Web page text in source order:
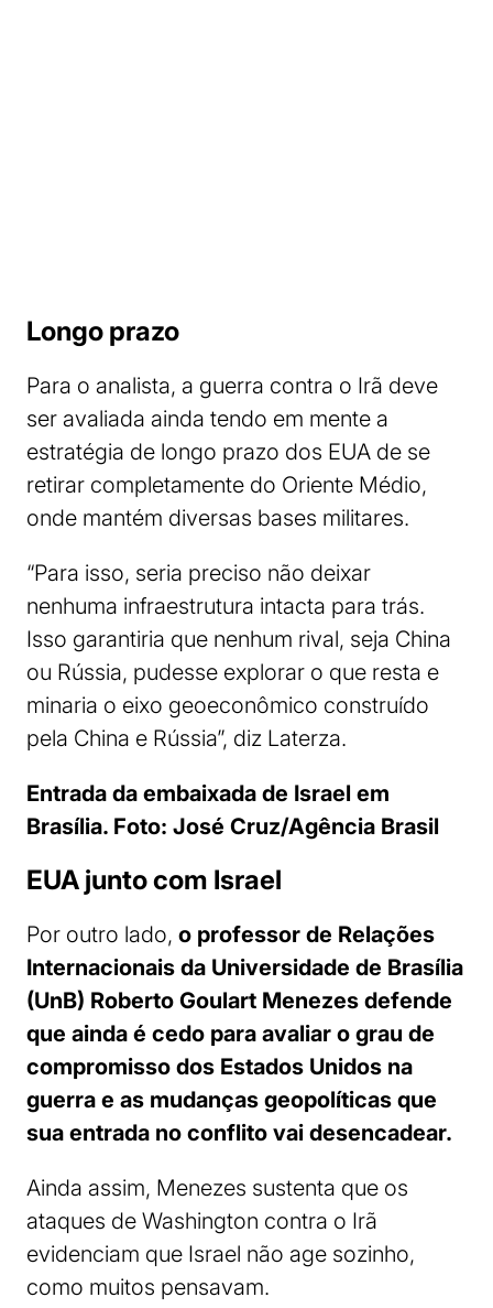
Longo prazo
Para o analista, a guerra contra o Irã deve
ser avaliada ainda tendo em mente a
estratégia de longo prazo dos EUA de se
retirar completamente do Oriente Médio,
onde mantém diversas bases militares.
“Para isso, seria preciso não deixar
nenhuma infraestrutura intacta para trás.
Isso garantiria que nenhum rival, seja China
ou Rússia, pudesse explorar o que resta e
minaria o eixo geoeconômico construído
pela China e Rússia”, diz Laterza.
Entrada da embaixada de Israel em
Brasília. Foto: José Cruz/Agência Brasil
EUA junto com Israel
Por outro lado, o professor de Relações
Internacionais da Universidade de Brasília
(UnB) Roberto Goulart Menezes defende
que ainda é cedo para avaliar o grau de
compromisso dos Estados Unidos na
guerra e as mudanças geopolíticas que
sua entrada no conflito vai desencadear.
Ainda assim, Menezes sustenta que os
ataques de Washington contra o Irã
evidenciam que Israel não age sozinho,
como muitos pensavam.